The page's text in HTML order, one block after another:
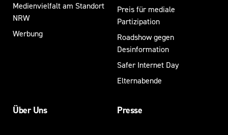
Medienvielfalt am Standort
NRW
Werbung
Preis für mediale
Partizipation
Roadshow gegen
Desinformation
Safer Internet Day
Elternabende
Über Uns Presse